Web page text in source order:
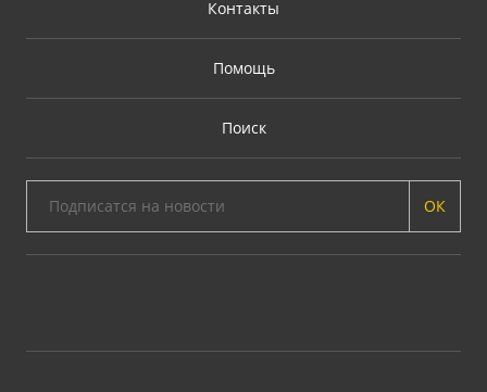
Контакты
Помощь
Поиск
ОК